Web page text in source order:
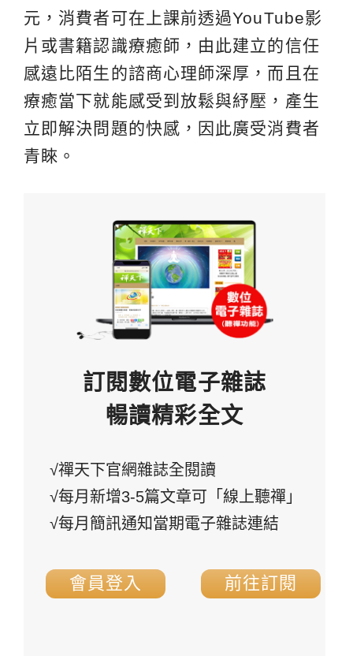
元，消費者可在上課前透過YouTube影
片或書籍認識療癒師，由此建立的信任
感遠比陌生的諮商心理師深厚，而且在
療癒當下就能感受到放鬆與紓壓，產生
立即解決問題的快感，因此廣受消費者
青睞。
訂閱數位電子雜誌
暢讀精彩全文
√禪天下官網雜誌全閱讀
√每月新增3-5篇文章可「線上聽禪」
√每月簡訊通知當期電子雜誌連結
會員登入 前往訂閱